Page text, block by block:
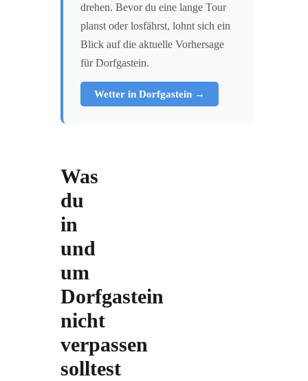
drehen. Bevor du eine lange Tour
planst oder losfährst, lohnt sich ein
Blick auf die aktuelle Vorhersage
für Dorfgastein.
Wetter in Dorfgastein →
Was
du
in
und
um
Dorfgastein
nicht
verpassen
solltest